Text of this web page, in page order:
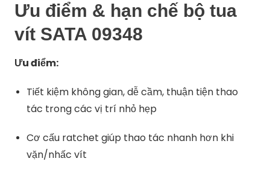
Ưu điểm & hạn chế bộ tua
vít SATA 09348
Ưu điểm:
Tiết kiệm không gian, dễ cầm, thuận tiện thao
tác trong các vị trí nhỏ hẹp
Cơ cấu ratchet giúp thao tác nhanh hơn khi
vặn/nhấc vít